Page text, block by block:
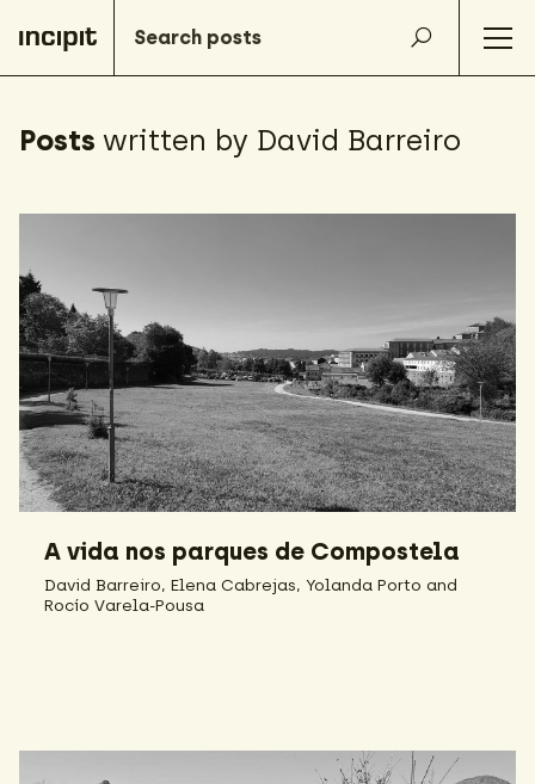
Posts written by David Barreiro
A vida nos parques de Compostela
David Barreiro, Elena Cabrejas, Yolanda Porto and
Rocío Varela-Pousa